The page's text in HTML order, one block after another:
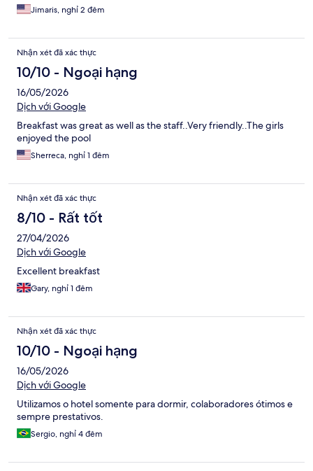
Jimaris, nghỉ 2 đêm
Nhận xét đã xác thực
10/10 - Ngoại hạng
16/05/2026
Dịch với Google
Breakfast was great as well as the staff..Very friendly..The girls
enjoyed the pool
Sherreca, nghỉ 1 đêm
Nhận xét đã xác thực
8/10 - Rất tốt
27/04/2026
Dịch với Google
Excellent breakfast
Gary, nghỉ 1 đêm
Nhận xét đã xác thực
10/10 - Ngoại hạng
16/05/2026
Dịch với Google
Utilizamos o hotel somente para dormir, colaboradores ótimos e
sempre prestativos.
Sergio, nghỉ 4 đêm